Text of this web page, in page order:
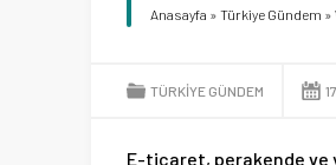
Anasayfa » Türkiye Gündem »
TÜRKIYE GÜNDEM
E-ticaret, perakende ve